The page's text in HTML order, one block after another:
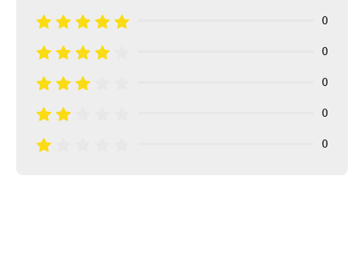
0
0
0
0
0